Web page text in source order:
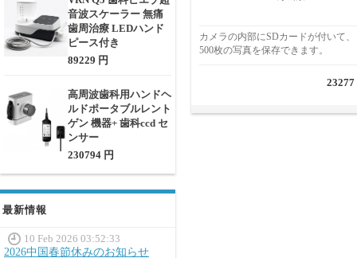
音波スケーラー 無痛
歯周治療 LEDハンド
ピース付き
89229 円
高周波歯科用ハンドヘ
ルドポータブルレント
ゲン 機器+ 歯科ccd セ
ンサー
230794 円
最新情報
10 Feb 2026 03:52:33
2026中国春節休みのお知らせ
カメラの内部にSDカードが付いて、
500枚の写真を保存できます。
23277